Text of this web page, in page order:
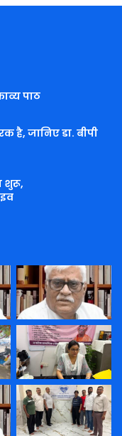
पाठ
है, जानिए डा. बीपी
शुरू,